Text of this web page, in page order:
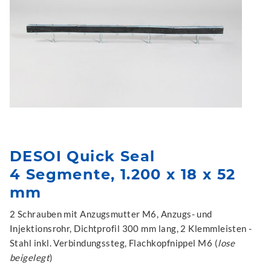
DESOI Quick Seal
4 Segmente, 1.200 x 18 x 52
mm
2 Schrauben mit Anzugsmutter M6, Anzugs- und
Injektionsrohr, Dichtprofil 300 mm lang, 2 Klemmleisten -
Stahl inkl. Verbindungssteg, Flachkopfnippel M6 (lose
beigelegt)